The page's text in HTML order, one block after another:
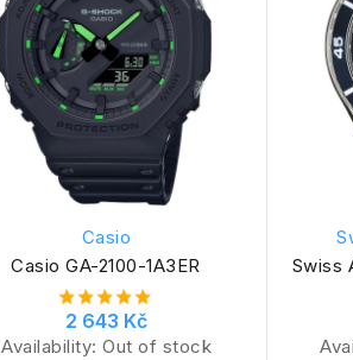
Casio
Casio GA-2100-1A3ER
2 643 Kč
Availability:Out of stock
Swiss